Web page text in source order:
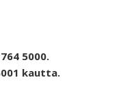
5000.
kautta.